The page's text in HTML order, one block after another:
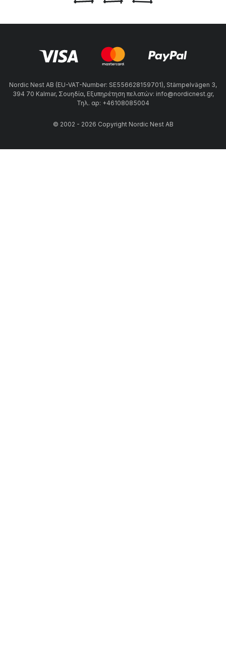
Nordic Nest AB (EU-VAT-Number: SE556628159701), Stämpelvägen 3,
394 70 Kalmar, Σουηδία, Εξυπηρέτηση πελατών: info@nordicnest.gr,
Τηλ. αρ: +46108085004
© 2002 - 2026 Copyright Nordic Nest AB